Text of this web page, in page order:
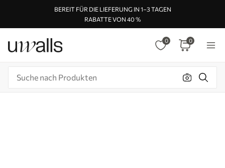
BEREIT FÜR DIE LIEFERUNG IN 1–3 TAGEN
RABATTE VON 40 %
0 0